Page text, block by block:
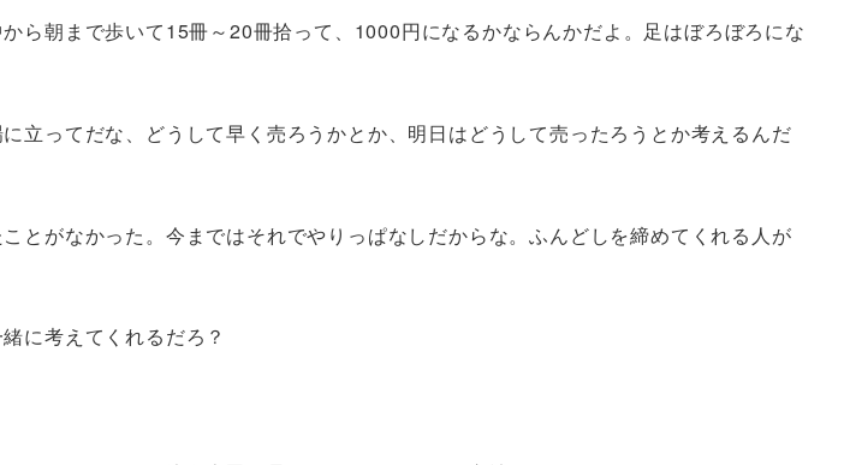
ら朝まで歩いて15冊～20冊拾って、1000円になるかならんかだよ。足はぼろぼろにな
立ってだな、どうして早く売ろうかとか、明日はどうして売ったろうとか考えるんだ
とがなかった。今まではそれでやりっぱなしだからな。ふんどしを締めてくれる人が
に考えてくれるだろ？